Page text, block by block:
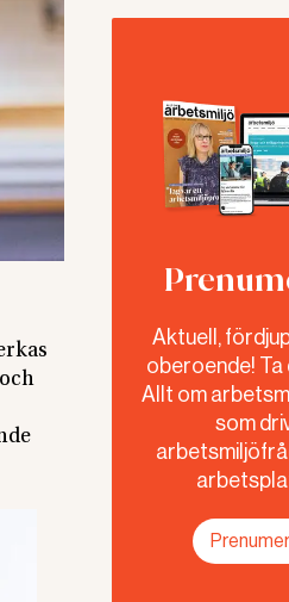
Aktuell,
oberoende! Ta
Allt om
som